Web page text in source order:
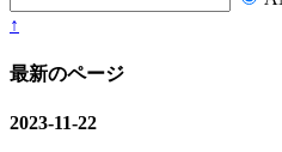
↑
最新のページ
2023-11-22